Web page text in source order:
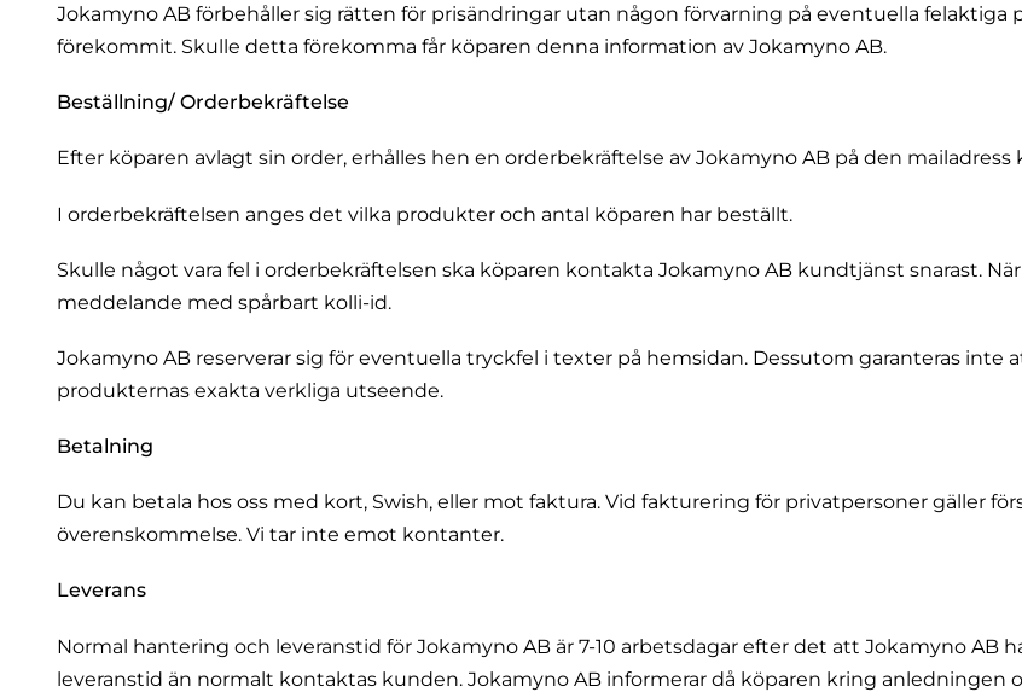
Jokamyno AB förbehåller sig rätten för prisändringar utan någon förvarning på eventuella felaktiga
förekommit. Skulle detta förekomma får köparen denna information av Jokamyno AB.
Beställning/ Orderbekräftelse
Efter köparen avlagt sin order, erhålles hen en orderbekräftelse av Jokamyno AB på den
I orderbekräftelsen anges det vilka produkter och antal köparen har beställt.
Skulle något vara fel i orderbekräftelsen ska köparen kontakta Jokamyno AB kundtjänst snarast.
meddelande med spårbart kolli-id.
Jokamyno AB reserverar sig för eventuella tryckfel i texter på hemsidan. Dessutom garanteras
produkternas exakta verkliga utseende.
Betalning
Du kan betala hos oss med kort, Swish, eller mot faktura. Vid fakturering för privatpersoner gäller
överenskommelse. Vi tar inte emot kontanter.
Leverans
Normal hantering och leveranstid för Jokamyno AB är 7-10 arbetsdagar efter det att Jokamyno AB
leveranstid än normalt kontaktas kunden. Jokamyno AB informerar då köparen kring anledningen